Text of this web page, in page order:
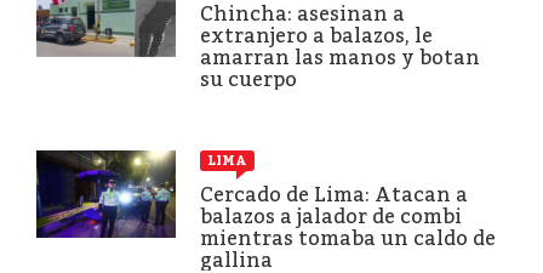
Chincha: asesinan a
extranjero a balazos, le
amarran las manos y botan
su cuerpo
LIMA
Cercado de Lima: Atacan a
balazos a jalador de combi
mientras tomaba un caldo de
gallina